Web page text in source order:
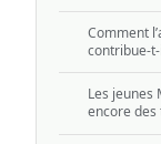
Comment
contribue-
Les jeunes
encore des